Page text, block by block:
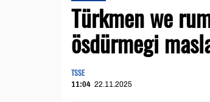
Türkmen we
ösdürmegi
TSSE
11:04 22.11.2025